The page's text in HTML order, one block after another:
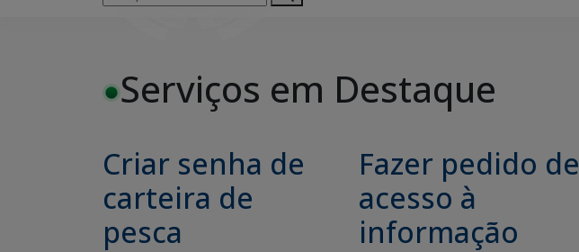
por:
Serviços em Destaque
Criar senha de
carteira de
pesca
Fazer pedido de
acesso à
informação